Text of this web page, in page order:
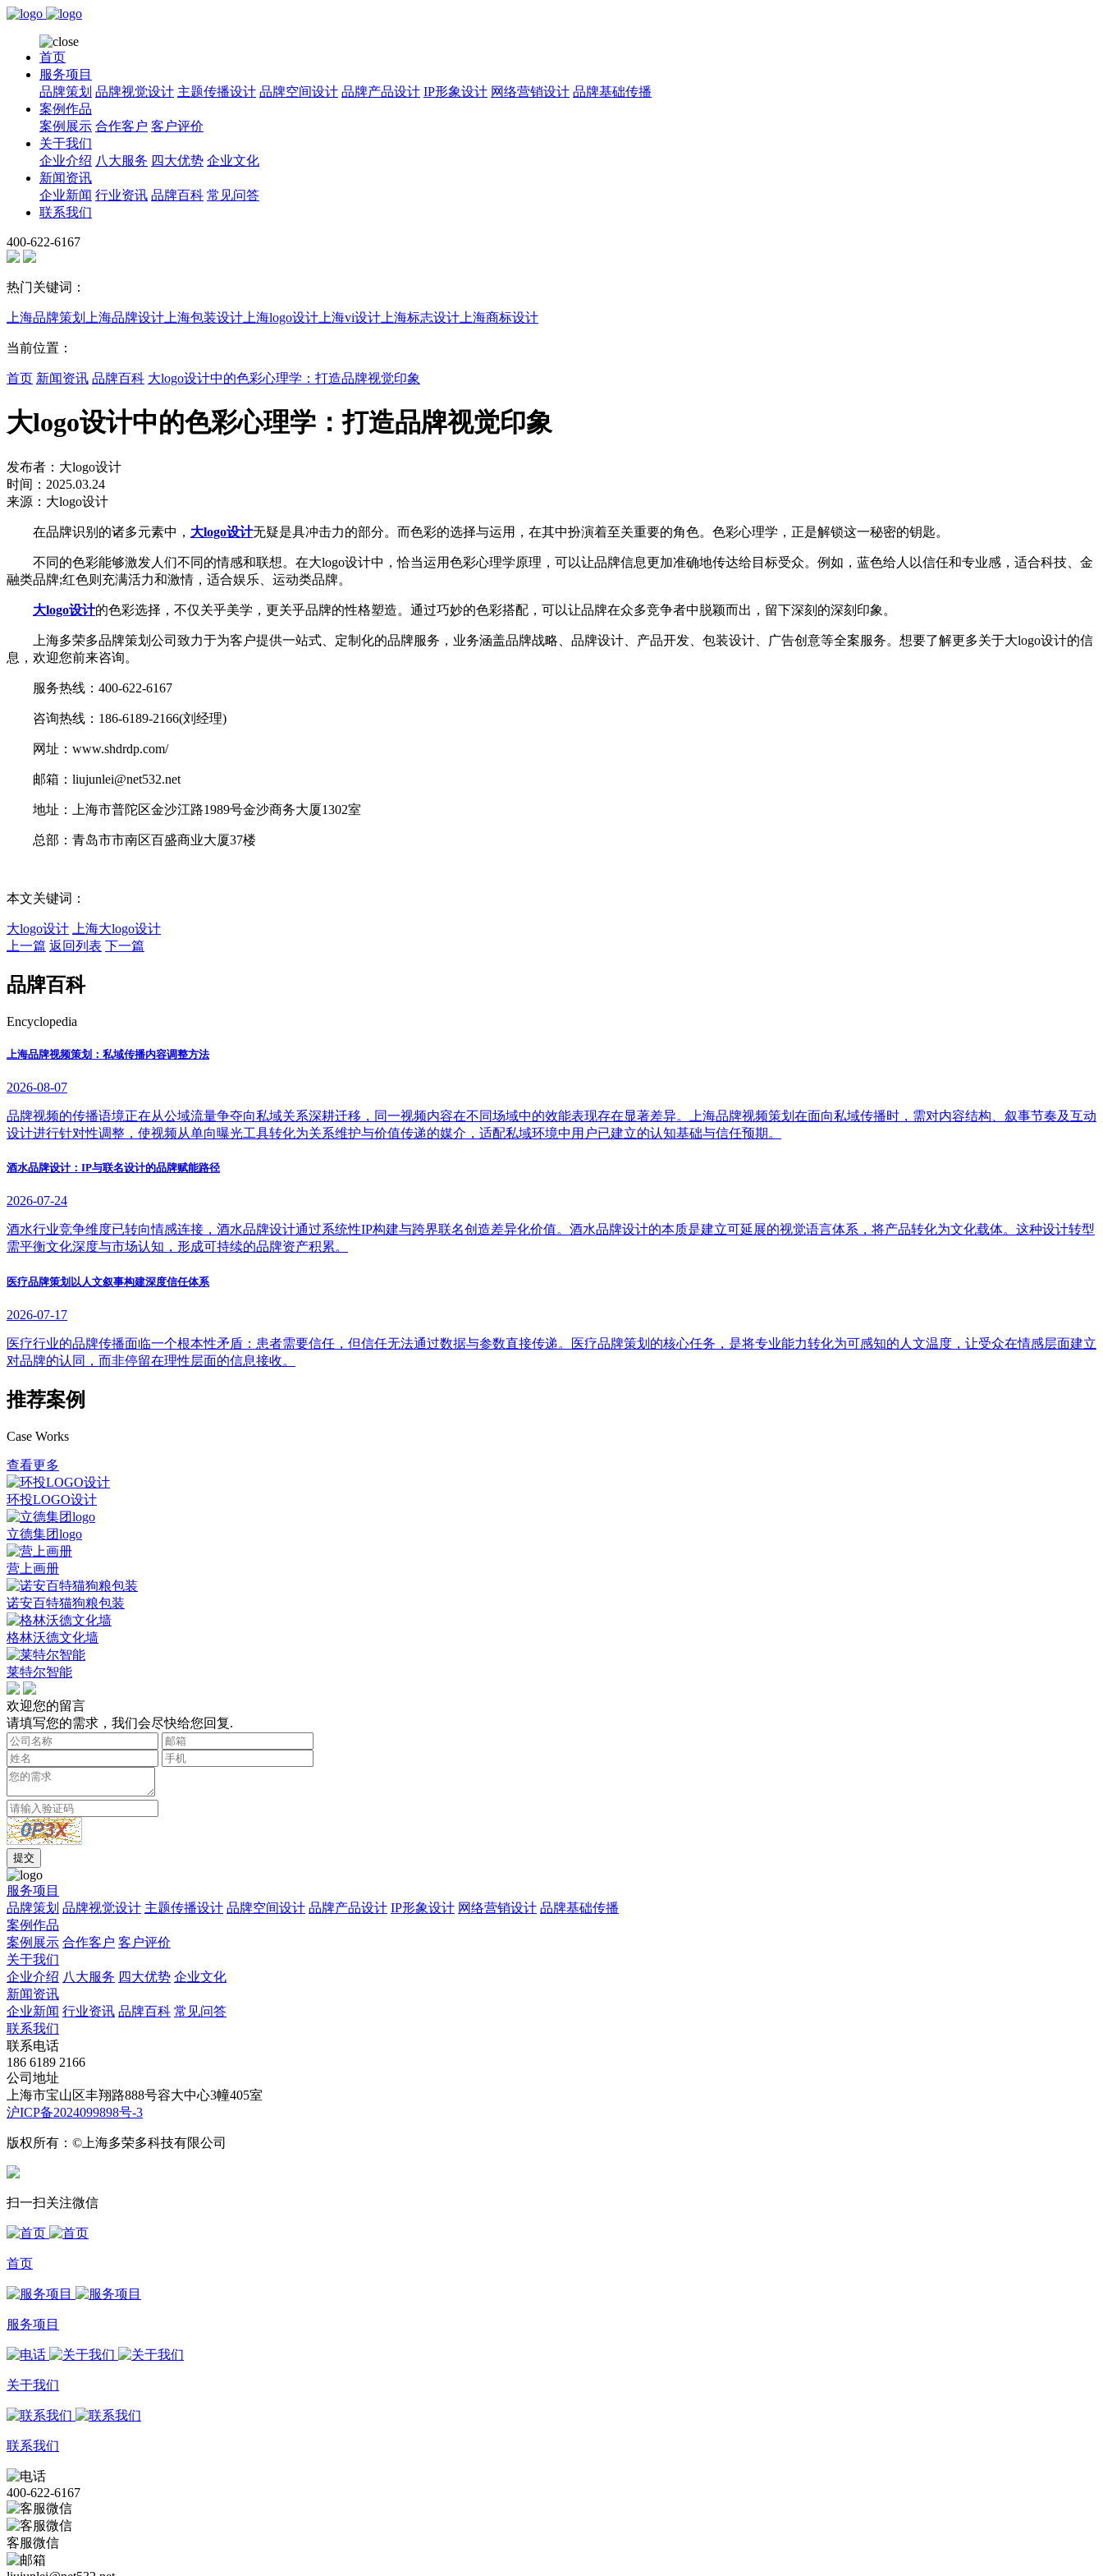
首页
服务项目
品牌策划 品牌视觉设计 主题传播设计 品牌空间设计 品牌产品设计 IP形象设计 网络营销设计 品牌基础传播
案例作品
案例展示 合作客户 客户评价
关于我们
企业介绍 八大服务 四大优势 企业文化
新闻资讯
企业新闻 行业资讯 品牌百科 常见问答
联系我们
400-622-6167
热门关键词：
上海品牌策划 上海品牌设计 上海包装设计 上海logo设计 上海vi设计 上海标志设计 上海商标设计
当前位置：
首页 新闻资讯 品牌百科 大logo设计中的色彩心理学：打造品牌视觉印象
大logo设计中的色彩心理学：打造品牌视觉印象
发布者：大logo设计
时间：2025.03.24
来源：大logo设计
在品牌识别的诸多元素中， 大logo设计无疑是具冲击力的部分。而色彩的选择与运用，在其中扮演着至关重要的角色。色彩心理学，正是解锁这一秘密的钥匙。
不同的色彩能够激发人们不同的情感和联想。在大logo设计中，恰当运用色彩心理学原理，可以让品牌信息更加准确地传达给目标受众。例如，蓝色给人以信任和专业感，适合科技、金
融类品牌;红色则充满活力和激情，适合娱乐、运动类品牌。
大logo设计的色彩选择，不仅关乎美学，更关乎品牌的性格塑造。通过巧妙的色彩搭配，可以让品牌在众多竞争者中脱颖而出，留下深刻的深刻印象。
上海多荣多品牌策划公司致力于为客户提供一站式、定制化的品牌服务，业务涵盖品牌战略、品牌设计、产品开发、包装设计、广告创意等全案服务。想要了解更多关于大logo设计的信
息，欢迎您前来咨询。
服务热线：400-622-6167
咨询热线：186-6189-2166(刘经理)
网址：www.shdrdp.com/
邮箱：liujunlei@net532.net
地址：上海市普陀区金沙江路1989号金沙商务大厦1302室
总部：青岛市市南区百盛商业大厦37楼
本文关键词：
大logo设计
上海大logo设计
上一篇 返回列表 下一篇
品牌百科
Encyclopedia
上海品牌视频策划：私域传播内容调整方法
2026-08-07
品牌视频的传播语境正在从公域流量争夺向私域关系深耕迁移，同一视频内容在不同场域中的效能表现存在显著差异。上海品牌视频策划在面向私域传播时，需对内容结构、叙事节奏及互动
设计进行针对性调整，使视频从单向曝光工具转化为关系维护与价值传递的媒介，适配私域环境中用户已建立的认知基础与信任预期。
酒水品牌设计：IP与联名设计的品牌赋能路径
2026-07-24
酒水行业竞争维度已转向情感连接，酒水品牌设计通过系统性IP构建与跨界联名创造差异化价值。酒水品牌设计的本质是建立可延展的视觉语言体系，将产品转化为文化载体。这种设计转型
需平衡文化深度与市场认知，形成可持续的品牌资产积累。
医疗品牌策划以人文叙事构建深度信任体系
2026-07-17
医疗行业的品牌传播面临一个根本性矛盾：患者需要信任，但信任无法通过数据与参数直接传递。医疗品牌策划的核心任务，是将专业能力转化为可感知的人文温度，让受众在情感层面建立
对品牌的认同，而非停留在理性层面的信息接收。
推荐案例
Case Works
查看更多
环投LOGO设计
立德集团logo
营上画册
诺安百特猫狗粮包装
格林沃德文化墙
莱特尔智能
欢迎您的留言
请填写您的需求，我们会尽快给您回复.
服务项目
品牌策划 品牌视觉设计 主题传播设计 品牌空间设计 品牌产品设计 IP形象设计 网络营销设计 品牌基础传播
案例作品
案例展示 合作客户 客户评价
关于我们
企业介绍 八大服务 四大优势 企业文化
新闻资讯
企业新闻 行业资讯 品牌百科 常见问答
联系我们
联系电话
186 6189 2166
公司地址
上海市宝山区丰翔路888号容大中心3幢405室
沪ICP备2024099898号-3
版权所有：©上海多荣多科技有限公司
扫一扫关注微信
首页
服务项目
关于我们
联系我们
400-622-6167
客服微信